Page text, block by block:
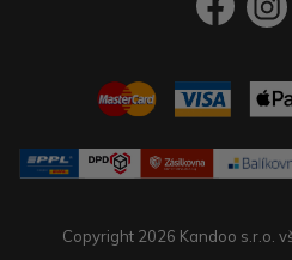
Copyright 2026 Kandoo s.r.o.